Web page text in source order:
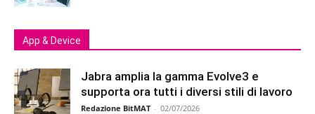
App & Device
Jabra amplia la gamma Evolve3 e
supporta ora tutti i diversi stili di lavoro
Redazione BitMAT - 02/07/2026